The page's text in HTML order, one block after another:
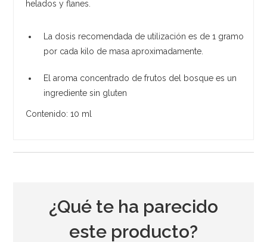
helados y flanes.
La dosis recomendada de utilización es de 1 gramo
por cada kilo de masa aproximadamente.
El aroma concentrado de frutos del bosque es un
ingrediente sin gluten
Contenido: 10 ml
¿Qué te ha parecido
este producto?